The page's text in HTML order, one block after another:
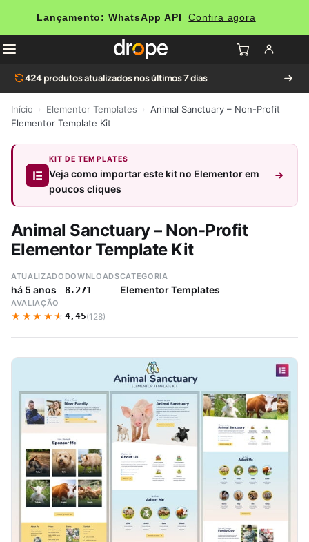
Lançamento: WhatsApp API Confira agora
424produtos atualizados nos últimos 7 dias
Início Elementor Templates
Animal Sanctuary – Non-Profit
Elementor Template Kit
KIT DE TEMPLATES
Veja como importar este kit no Elementor em
poucos cliques
Animal Sanctuary – Non-Profit
Elementor Template Kit
ATUALIZADO
há 5 anos
DOWNLOADS
8.271
CATEGORIA
Elementor Templates
AVALIAÇÃO
★★★★★
★★★★★ 4,45(128)